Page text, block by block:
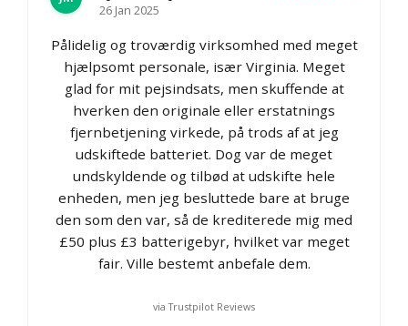
26 Jan 2025
Pålidelig og troværdig virksomhed med meget
hjælpsomt personale, især Virginia. Meget
glad for mit pejsindsats, men skuffende at
hverken den originale eller erstatnings
fjernbetjening virkede, på trods af at jeg
udskiftede batteriet. Dog var de meget
undskyldende og tilbød at udskifte hele
enheden, men jeg besluttede bare at bruge
den som den var, så de krediterede mig med
£50 plus £3 batterigebyr, hvilket var meget
fair. Ville bestemt anbefale dem.
via Trustpilot Reviews